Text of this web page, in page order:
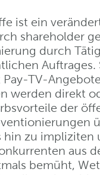
ist ein
shareholder
durch
TV-
werden direkt
der
hin zu impliziten
aus
bemüht,